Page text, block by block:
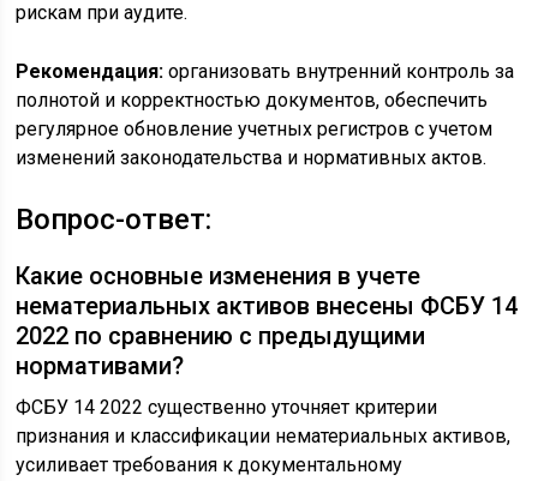
рискам при аудите.
Рекомендация: организовать внутренний контроль за
полнотой и корректностью документов, обеспечить
регулярное обновление учетных регистров с учетом
изменений законодательства и нормативных актов.
Вопрос-ответ:
Какие основные изменения в учете
нематериальных активов внесены ФСБУ 14
2022 по сравнению с предыдущими
нормативами?
ФСБУ 14 2022 существенно уточняет критерии
признания и классификации нематериальных активов,
усиливает требования к документальному